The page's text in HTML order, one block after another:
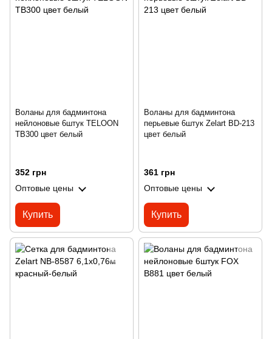
Воланы для бадминтона
нейлоновые 6штук TELOON
TB300 цвет белый
352 грн
Оптовые цены
Купить
Воланы для бадминтона
перьевые 6штук Zelart BD-213
цвет белый
361 грн
Оптовые цены
Купить